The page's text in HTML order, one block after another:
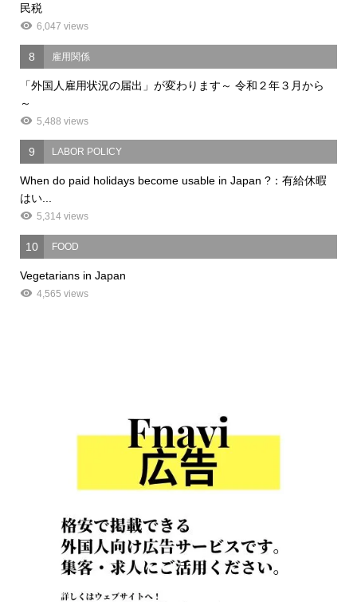
民税
6,047 views
8 雇用関係
「外国人雇用状況の届出」が変わります～ 令和２年３月から
～
5,488 views
9 LABOR POLICY
When do paid holidays become usable in Japan ?：有給休暇
はい...
5,314 views
10 FOOD
Vegetarians in Japan
4,565 views